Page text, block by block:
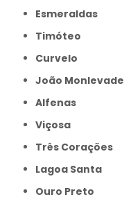
Esmeraldas
Timóteo
Curvelo
João Monlevade
Alfenas
Viçosa
Três Corações
Lagoa Santa
Ouro Preto